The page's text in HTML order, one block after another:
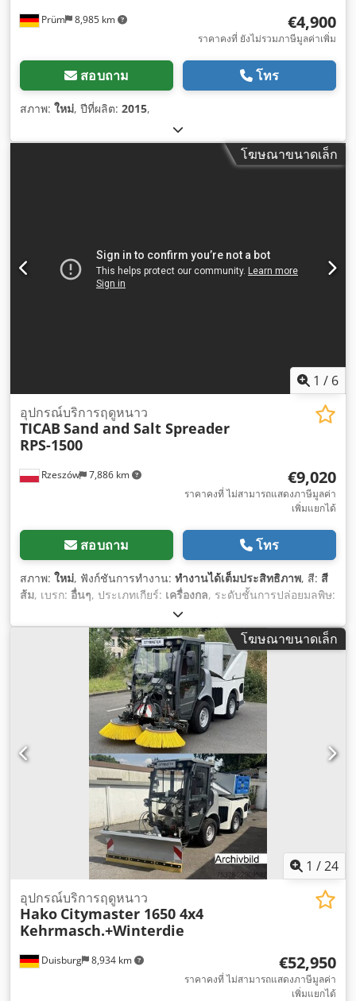
Prüm 8,985 km €4,900
ราคาคงที่ ยังไม่รวมภาษีมูลค่าเพิ่ม
สอบถาม โทร
สภาพ: ใหม่, ปีที่ผลิต: 2015,
โฆษณาขนาดเล็ก
1 / 6
Rzeszów 7,886 km
อุปกรณ์บริการฤดูหนาว
TICAB Sand and Salt Spreader
RPS-1500
€9,020
ราคาคงที่ ไม่สามารถแสดงภาษีมูลค่า
เพิ่มแยกได้
สอบถาม โทร
สภาพ: ใหม่, ฟังก์ชันการทำงาน: ทำงานได้เต็มประสิทธิภาพ, สี: สี
ส้ม, เบรก: อื่นๆ, ประเภทเกียร์: เครื่องกล, ระดับชั้นการปล่อยมลพิษ:
, ปีที่ผลิต:
ยานพาหนะ, ระบบควบคุมแรงฉุด, เสียงรบกวนต่ำ, ไฟตัดหมอก, ไฟ
หน้าเพิ่มเติม, ไฮดรอลิก, โฆษณาขนาดเล็ก
1 /24
Duisburg 8,934 km
อุปกรณ์บริการฤดูหนาว
Hako Citymaster 1650 4x4
Kehrmasch.+Winterdie
€52,950
ราคาคงที่ ไม่สามารถแสดงภาษีมูลค่า
เพิ่มแยกได้